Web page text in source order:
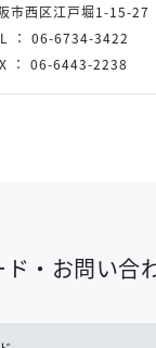
市西区江戸堀1-15-27
： 06-6734-3422
： 06-6443-2238
・お問い合